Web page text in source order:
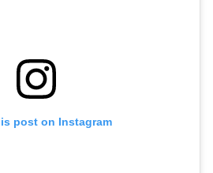
post on Instagram